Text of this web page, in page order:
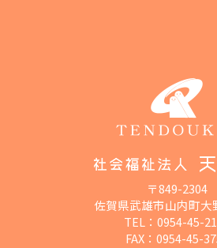
〒849-2304
佐賀県武雄市山内町大
TEL： 0954-45-
FAX：0954-45-